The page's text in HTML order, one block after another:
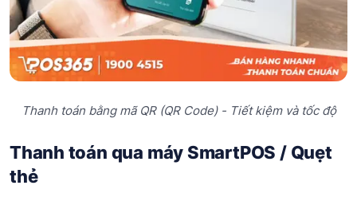
Thanh toán bằng mã QR (QR Code) - Tiết kiệm và tốc độ
Thanh toán qua máy SmartPOS / Quẹt
thẻ